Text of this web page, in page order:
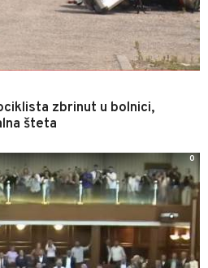
zbrinut u bolnici,
šteta
0